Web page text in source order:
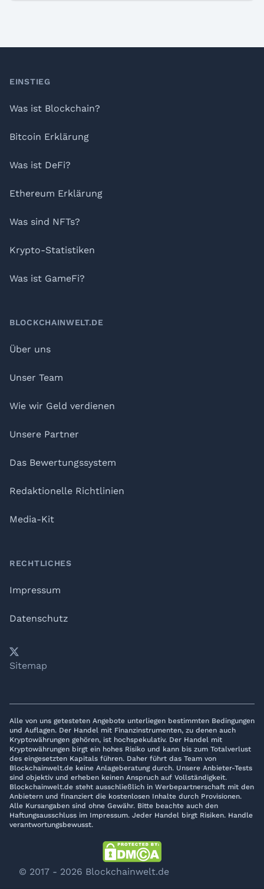
Footer
EINSTIEG
Was ist Blockchain?
Bitcoin Erklärung
Was ist DeFi?
Ethereum Erklärung
Was sind NFTs?
Krypto-Statistiken
Was ist GameFi?
BLOCKCHAINWELT.DE
Über uns
Unser Team
Wie wir Geld verdienen
Unsere Partner
Das Bewertungssystem
Redaktionelle Richtlinien
Media-Kit
RECHTLICHES
Impressum
Datenschutz
YouTube
𝕏LinkedIn
Telegram
Sitemap
Alle von uns getesteten Angebote unterliegen bestimmten Bedingungen
und Auflagen. Der Handel mit Finanzinstrumenten, zu denen auch
Kryptowährungen gehören, ist hochspekulativ. Der Handel mit
Kryptowährungen birgt ein hohes Risiko und kann bis zum Totalverlust
des eingesetzten Kapitals führen. Daher führt das Team von
Blockchainwelt.de keine Anlageberatung durch. Unsere Anbieter-Tests
sind objektiv und erheben keinen Anspruch auf Vollständigkeit.
Blockchainwelt.de steht ausschließlich in Werbepartnerschaft mit den
Anbietern und finanziert die kostenlosen Inhalte durch Provisionen.
Alle Kursangaben sind ohne Gewähr. Bitte beachte auch den
Haftungsausschluss im Impressum. Jeder Handel birgt Risiken. Handle
verantwortungsbewusst.
© 2017 - 2026 Blockchainwelt.de